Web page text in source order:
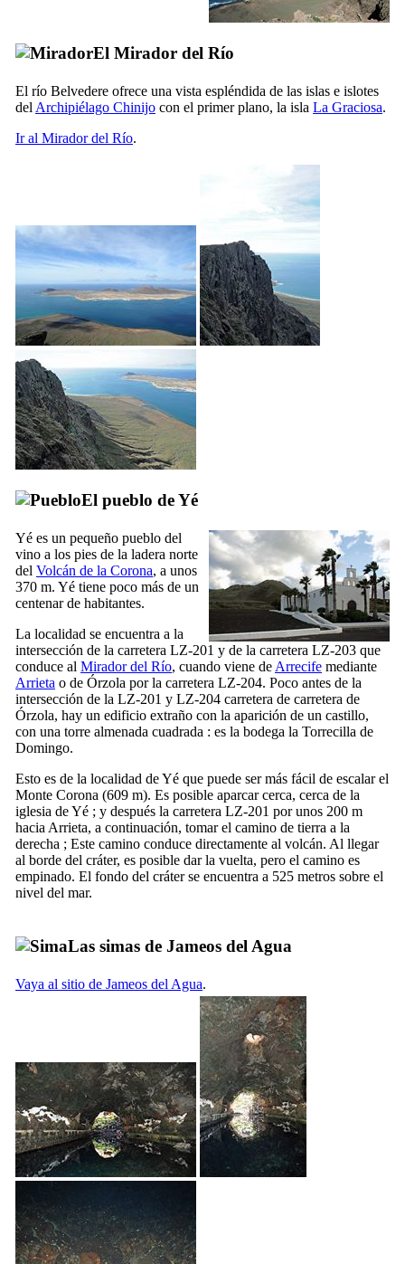
El Mirador del Río
El río Belvedere ofrece una vista espléndida de las islas e islotes
del Archipiélago Chinijo con el primer plano, la isla La Graciosa.
Ir al Mirador del Río.
El pueblo deYé
Yé es un pequeño pueblo del
vino a los pies de la ladera norte
del Volcán de la Corona, a unos
370 m. Yé tiene poco más de un
centenar de habitantes.
La localidad se encuentra a la
intersección de la carretera LZ-201 y de la carretera LZ-203 que
conduce al Mirador del Río, cuando viene de Arrecife mediante
Arrieta o de Órzola por la carretera LZ-204. Poco antes de la
intersección de la LZ-201 y LZ-204 carretera de carretera de
Órzola, hay un edificio extraño con la aparición de un castillo,
con una torre almenada cuadrada : es la bodega la Torrecilla de
Domingo.
Esto es de la localidad deYé que puede ser más fácil de escalar el
Monte Corona (609 m). Es posible aparcar cerca, cerca de la
iglesia deYé ; y después la carretera LZ-201 por unos 200 m
hacia Arrieta, a continuación, tomar el camino de tierra a la
derecha ; Este camino conduce directamente al volcán. Al llegar
al borde del cráter, es posible dar la vuelta, pero el camino es
empinado. El fondo del cráter se encuentra a 525 metros sobre el
nivel del mar.
Las simas de Jameos del Agua
Vaya al sitio de Jameos del Agua.